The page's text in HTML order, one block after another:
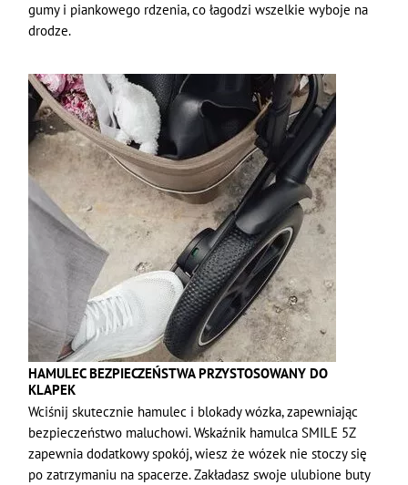
gumy i piankowego rdzenia, co łagodzi wszelkie wyboje na
drodze.
HAMULEC BEZPIECZEŃSTWA PRZYSTOSOWANY DO
KLAPEK
Wciśnij skutecznie hamulec i blokady wózka, zapewniając
bezpieczeństwo maluchowi. Wskaźnik hamulca SMILE 5Z
zapewnia dodatkowy spokój, wiesz że wózek nie stoczy się
po zatrzymaniu na spacerze. Zakładasz swoje ulubione buty